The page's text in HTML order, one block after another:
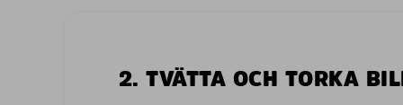
2. TVÄTTA OCH TORKA